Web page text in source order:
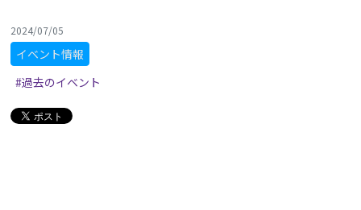
2024/07/05
イベント情報
#過去のイベント